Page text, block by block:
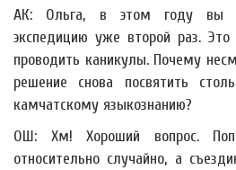
АК: Ольга, в этом году вы
экспедицию уже второй раз. Это
проводить каникулы. Почему
решение снова посвятить
камчатскому языкознанию?
ОШ: Хм! Хороший вопрос.
относительно случайно, а